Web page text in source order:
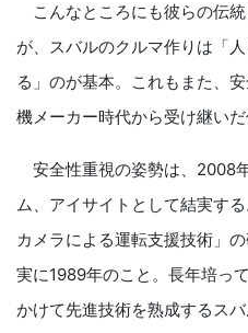
こんなところにも彼らの伝
が、スバルのクルマ作りは「
る」のが基本。これもまた、
機メーカー時代から受け継いだ
安全性重視の姿勢は、2008
ム、アイサイトとして結実す
カメラによる運転支援技術」
実に1989年のこと。長年培っ
かけて先進技術を熟成するス